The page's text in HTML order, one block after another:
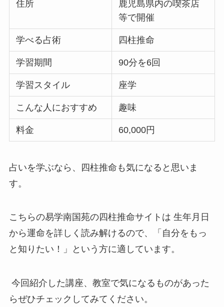
住所
鹿児島県内の喫茶店
等で開催
学べる占術 四柱推命
学習期間 90分を6回
学習スタイル 座学
こんな人におすすめ 趣味
料金 60,000円
占いを学ぶなら、四柱推命も気になると思いま
す。
こちらの易学南国苑の四柱推命サイトは 生年月日
から運命を詳しく読み解けるので、「自分をもっ
と知りたい！」という方に適しています。
今回紹介した講座、教室で気になるものがあった
らぜひチェックしてみてください。